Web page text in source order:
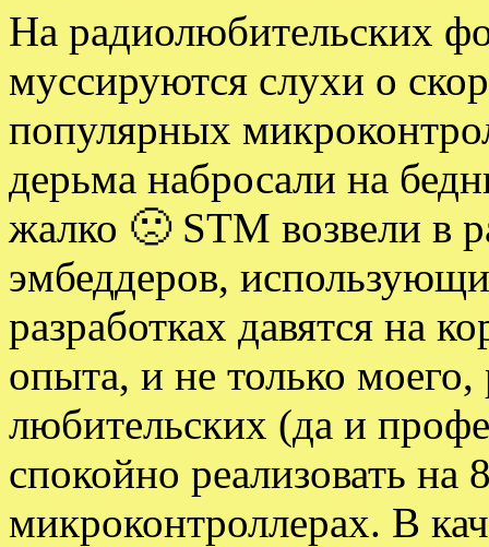
На радиолюбительских
муссируются слухи о
популярных
дерьма набросали на
жалко 🙁 STM возвели в
эмбеддеров,
разработках давятся на
опыта, и не только
любительских (да и
спокойно реализовать
микроконтроллерах. В